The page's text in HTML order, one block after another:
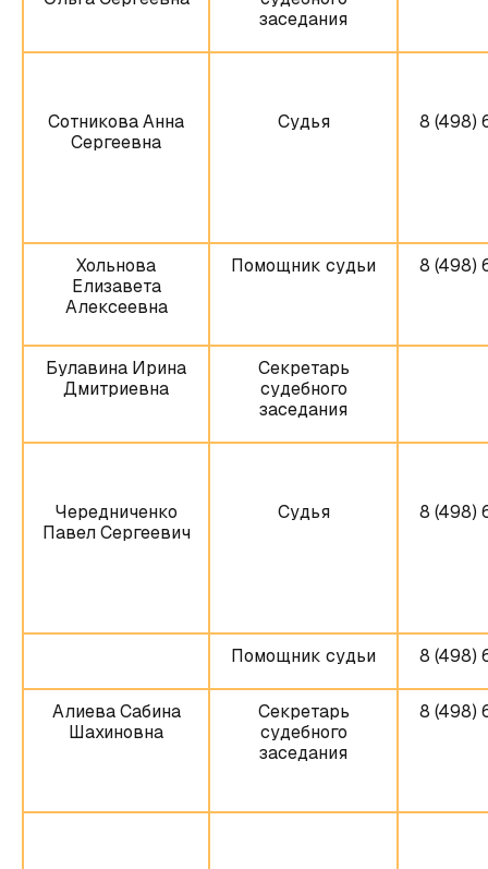
заседания
Сотникова Анна
Сергеевна
Судья 8 (498)
Хольнова
Елизавета
Алексеевна
Помощник судьи 8 (498)
Булавина Ирина
Дмитриевна
Секретарь
судебного
заседания
Чередниченко
Павел Сергеевич
Судья 8 (498)
Помощник судьи 8 (498)
Алиева Сабина
Шахиновна
Секретарь
судебного
заседания
8 (498)